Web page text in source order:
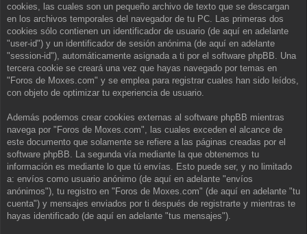
cookies, las cuales son un pequeño archivo de texto que se descargan
en los archivos temporales del navegador de tu PC. Las primeras dos
cookies sólo contienen un identificador de usuario (de aquí en adelante
"user-id") y un identificador de sesión anónima (de aquí en adelante
"session-id"), automáticamente asignada a ti por el software phpBB. Una
tercera cookie se creará una vez que hayas navegado por temas en
"Foros de Moxes.com" y se emplea para registrar cuales han sido leídos,
con objeto de optimizar tu experiencia de usuario.
Además podemos crear cookies externas al software phpBB mientras
navega por "Foros de Moxes.com", las cuales exceden el alcance de
este documento que solamente se refiere a las páginas creadas por el
software phpBB. La segunda vía mediante la que obtenemos tu
información es mediante lo que tú envías. Esto puede ser, y no limitado
a: envíos como usuario anónimo (de aquí en adelante "envíos
anónimos"), tu registro en "Foros de Moxes.com" (de aquí en adelante "tu
cuenta") y mensajes enviados por ti después de registrarte y mientras te
hayas identificado (de aquí en adelante "tus mensajes").